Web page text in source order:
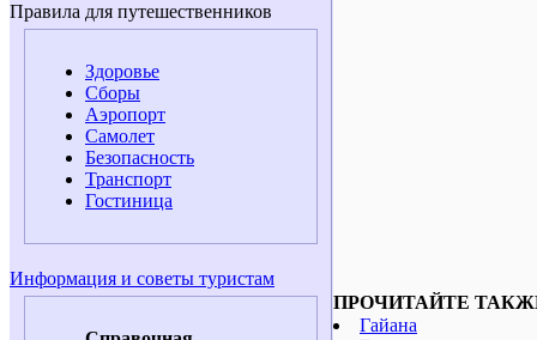
Правила для путешественников
Здоровье
Сборы
Аэропорт
Самолет
Безопасность
Транспорт
Гостиница
Информация и советы туристам
ПРОЧИТАЙТЕ
Гайана